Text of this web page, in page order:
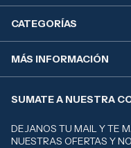
CATEGORÍAS
MÁS INFORMACIÓN
SUMATE A NUESTRA
DEJANOS TU MAIL Y TE
NUESTRAS OFERTAS Y